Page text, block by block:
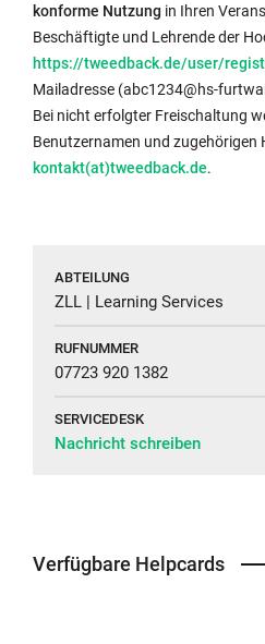
konforme Nutzung in Ihren
Beschäftigte und Lehrende der
https://tweedback.de/user/
Mailadresse (abc1234@hs-
Bei nicht erfolgter Freischaltung
Benutzernamen und zugehörigen
kontakt(at)tweedback.de.
ABTEILUNG
ZLL | Learning Services
RUFNUMMER
07723 920 1382
SERVICEDESK
Nachricht schreiben
Verfügbare Helpcards